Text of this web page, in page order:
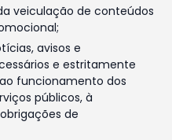
veiculação de conteúdos
avisos e
e estritamente
funcionamento dos
públicos, à
de